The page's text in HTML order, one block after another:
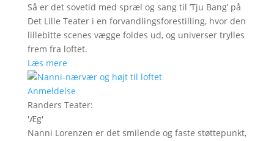
Så er det sovetid med spræl og sang til ’Tju Bang’ på
Det Lille Teater i en forvandlingsforestilling, hvor den
lillebitte scenes vægge foldes ud, og universer trylles
frem fra loftet.
Læs mere
Anmeldelse
Randers Teater:
'Æg'
Nanni Lorenzen er det smilende og faste støttepunkt,